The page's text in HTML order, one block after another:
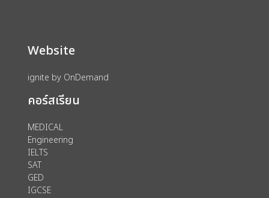
Website
ignite by OnDemand
คอร์สเรียน
MEDICAL
Engineering
IELTS
SAT
GED
IGCSE